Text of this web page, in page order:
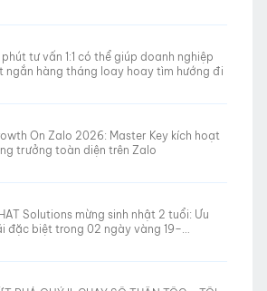
phút tư vấn 1:1 có thể giúp doanh nghiệp
ngắn hàng tháng loay hoay tìm hướng đi
On Zalo 2026: Master Key kích hoạt
trưởng toàn diện trên Zalo
Solutions mừng sinh nhật 2 tuổi: Ưu
đặc biệt trong 02 ngày vàng 19–